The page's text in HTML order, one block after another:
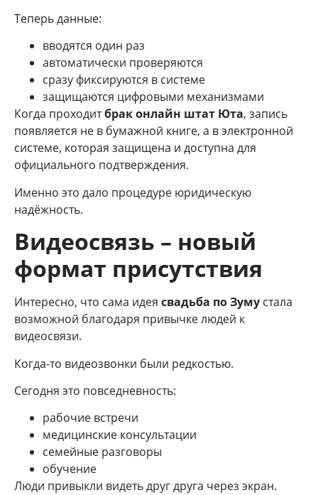
Теперь данные:
вводятся один раз
автоматически проверяются
сразу фиксируются в системе
защищаются цифровыми механизмами
Когда проходитбрак онлайн штат Юта, запись
появляется не в бумажной книге, а в электронной
системе, которая защищена и доступна для
официального подтверждения.
Именно это дало процедуре юридическую
надёжность.
Видеосвязь – новый
формат присутствия
Интересно, что сама идея свадьба по Зуму стала
возможной благодаря привычке людей к
видеосвязи.
Когда-то видеозвонки были редкостью.
Сегодня это повседневность:
рабочие встречи
медицинские консультации
семейные разговоры
обучение
Люди привыкли видеть друг друга через экран.